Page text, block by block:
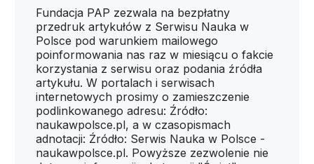
Fundacja PAP zezwala na bezpłatny
przedruk artykułów z Serwisu Nauka w
Polsce pod warunkiem mailowego
poinformowania nas raz w miesiącu o fakcie
korzystania z serwisu oraz podania źródła
artykułu. W portalach i serwisach
internetowych prosimy o zamieszczenie
podlinkowanego adresu: Źródło:
naukawpolsce.pl, a w czasopismach
adnotacji: Źródło: Serwis Nauka w Polsce -
naukawpolsce.pl. Powyższe zezwolenie nie